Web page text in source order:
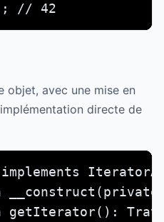
// 42
objet, avec une mise en
directe de
__construct(private
getIterator():